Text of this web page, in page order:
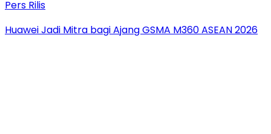
Pers Rilis
Huawei Jadi Mitra bagi Ajang GSMA M360 ASEAN 2026